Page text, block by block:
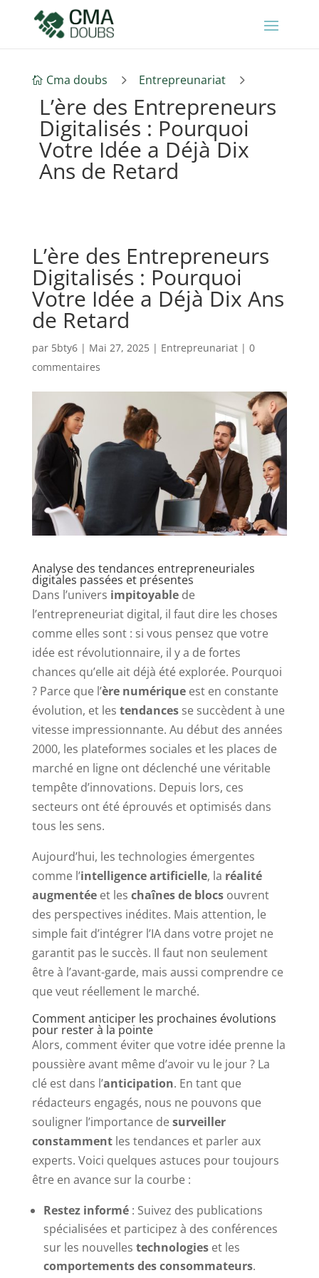
 Cma doubs 5 Entrepreunariat 5
L’ère des Entrepreneurs
Digitalisés : Pourquoi
Votre Idée a Déjà Dix
Ans de Retard
L’ère des Entrepreneurs
Digitalisés : Pourquoi
Votre Idée a Déjà Dix Ans
de Retard
par 5bty6| Mai 27, 2025| Entrepreunariat| 0
commentaires
Analyse des tendances entrepreneuriales
digitales passées et présentes
Dans l’univers impitoyablede
l’entrepreneuriat digital, il faut dire les choses
comme elles sont : si vous pensez que votre
idée est révolutionnaire, il y a de fortes
chances qu’elle ait déjà été explorée. Pourquoi
? Parce que l’ère numériqueest en constante
évolution, et les tendancesse succèdent à une
vitesse impressionnante. Au début des années
2000, les plateformes sociales et les places de
marché en ligne ont déclenché une véritable
tempête d’innovations. Depuis lors, ces
secteurs ont été éprouvés et optimisés dans
tous les sens.
Aujourd’hui, les technologies émergentes
comme l’intelligence artificielle, la réalité
augmentéeet les chaînes de blocsouvrent
des perspectives inédites. Mais attention, le
simple fait d’intégrer l’IA dans votre projet ne
garantit pas le succès. Il faut non seulement
être à l’avant-garde, mais aussi comprendre ce
que veut réellement le marché.
Comment anticiper les prochaines évolutions
pour rester à la pointe
Alors, comment éviter que votre idée prenne la
poussière avant même d’avoir vu le jour ? La
clé est dans l’anticipation. En tant que
rédacteurs engagés, nous ne pouvons que
souligner l’importance desurveiller
constammentles tendances et parler aux
experts. Voici quelques astuces pour toujours
être en avance sur la courbe :
Restez informé: Suivez des publications
spécialisées et participez à des conférences
sur les nouvelles technologieset les
comportements des consommateurs.